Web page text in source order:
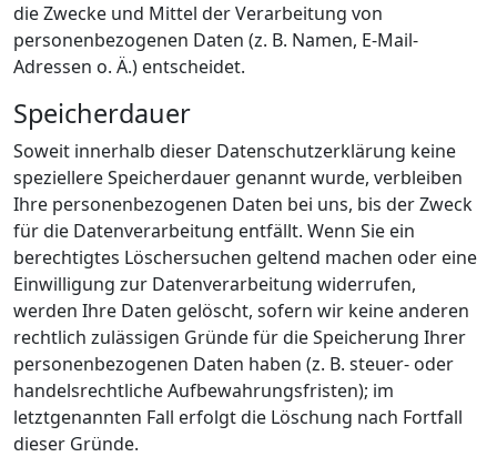
die Zwecke und Mittel der Verarbeitung von
personenbezogenen Daten (z. B. Namen, E-Mail-
Adressen o. Ä.) entscheidet.
Speicherdauer
Soweit innerhalb dieser Datenschutzerklärung keine
speziellere Speicherdauer genannt wurde, verbleiben
Ihre personenbezogenen Daten bei uns, bis der Zweck
für die Datenverarbeitung entfällt. Wenn Sie ein
berechtigtes Löschersuchen geltend machen oder eine
Einwilligung zur Datenverarbeitung widerrufen,
werden Ihre Daten gelöscht, sofern wir keine anderen
rechtlich zulässigen Gründe für die Speicherung Ihrer
personenbezogenen Daten haben (z. B. steuer- oder
handelsrechtliche Aufbewahrungsfristen); im
letztgenannten Fall erfolgt die Löschung nach Fortfall
dieser Gründe.